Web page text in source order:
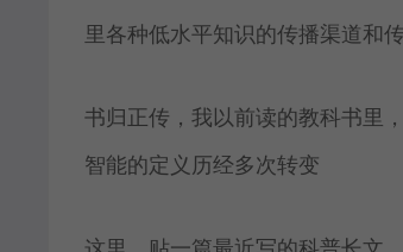
里各种低水平知识的传播渠道和
书归正传，我以前读的教科书里
智能的定义历经多次转变